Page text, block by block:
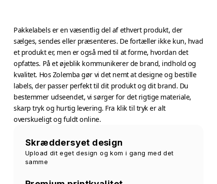
Pakkelabels er en væsentlig del af ethvert produkt, der
sælges, sendes eller præsenteres. De fortæller ikke kun, hvad
et produkt er, men er også med til at forme, hvordan det
opfattes. På et øjeblik kommunikerer de brand, indhold og
kvalitet. Hos Zolemba gør vi det nemt at designe og bestille
labels, der passer perfekt til dit produkt og dit brand. Du
bestemmer udseendet, vi sørger for det rigtige materiale,
skarp tryk og hurtig levering. Fra klik til tryk er alt
overskueligt og fuldt online.
Skræddersyet design
Upload dit eget design og kom i gang med det
samme